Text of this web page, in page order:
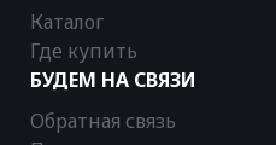
Каталог
Где купить
БУДЕМ НА СВЯЗИ
Обратная связь